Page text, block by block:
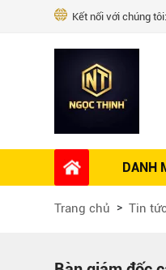
Kết nối với chúng tôi:
DANH
Phụ kiện Nội thất
Ổ khóa tủ
Máy hút mùi
Dự án thi công
Trang chủ Tin tức